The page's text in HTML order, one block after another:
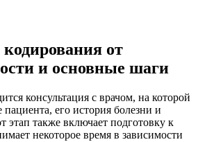
от
и основные шаги
консультация с врачом, на которой
пациента, его история болезни и
этап также включает подготовку к
некоторое время в зависимости